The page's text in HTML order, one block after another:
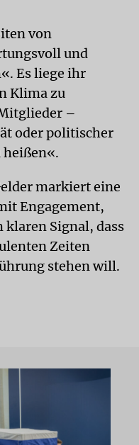
von
und
Es liege ihr
Klima zu
–
oder politischer
markiert eine
Engagement,
klaren Signal, dass
Zeiten
stehen will.